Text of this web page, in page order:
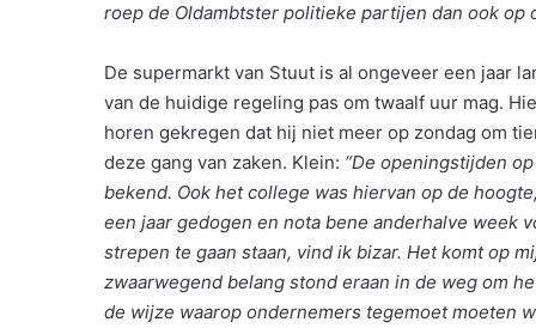
roep de Oldambtster politieke partijen dan ook
De supermarkt van Stuut is al ongeveer een jaar
van de huidige regeling pas om twaalf uur mag.
horen gekregen dat hij niet meer op zondag om
deze gang van zaken. Klein: “De openingstijden
bekend. Ook het college was hiervan op de
een jaar gedogen en nota bene anderhalve week
strepen te gaan staan, vind ik bizar. Het komt op
zwaarwegend belang stond eraan in de weg om
de wijze waarop ondernemers tegemoet moeten